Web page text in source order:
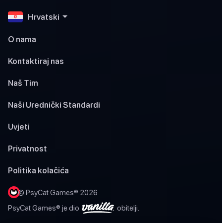
Hrvatski
O nama
Kontaktiraj nas
Naš Tim
Naši Urednički Standardi
Uvjeti
Privatnost
Politika kolačića
© PsyCat Games® 2026
PsyCat Games® je dio
obitelji.